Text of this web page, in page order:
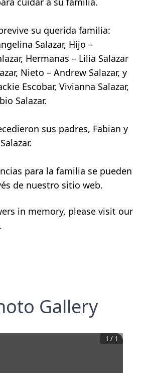
su querida familia:
Salazar, Hijo –
Hermanas – Lilia Salazar
Nieto – Andrew Salazar, y
Escobar, Vivianna Salazar,
Salazar.
sus padres, Fabian y
para la familia se pueden
de nuestro sitio web.
in memory, please visit our
.
Gallery
1 / 1